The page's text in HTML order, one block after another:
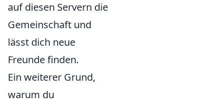
auf diesen Servern die
Gemeinschaft und
lässt dich neue
Freunde finden.
Ein weiterer Grund,
warum du